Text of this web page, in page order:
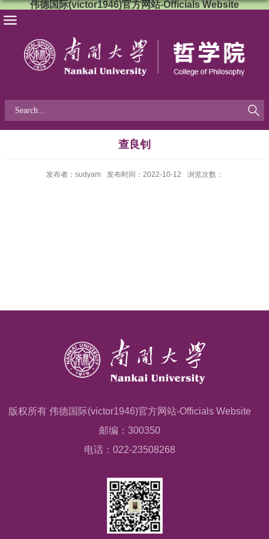
伟德国际(victor1946)官方网站-Officials Website
查良钊
发布者：sudyam 发布时间：2022-10-12 浏览次数：
版权所有 伟德国际(victor1946)官方网站-Officials Website
邮编：300350
电话：022-23508268